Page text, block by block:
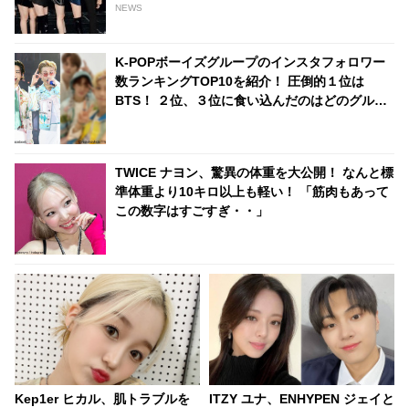
NEWS
K-POPボーイズグループのインスタフォロワー
数ランキングTOP10を紹介！ 圧倒的１位は
BTS！ ２位、３位に食い込んだのはどのグルー
TWICE ナヨン、驚異の体重を大公開！ なんと標
準体重より10キロ以上も軽い！ 「筋肉もあって
この数字はすごすぎ・・」
Kep1er ヒカル、肌トラブルを
ITZY ユナ、ENHYPEN ジェイと